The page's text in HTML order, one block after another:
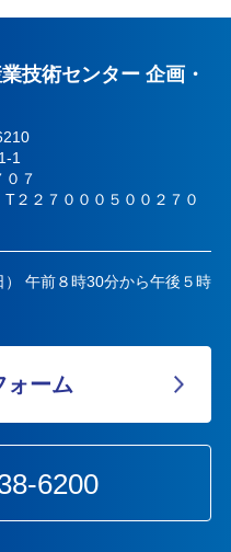
技術センター 企画・
1
７
２２７０００５００２７０
） 午前８時30分から午後５時
ォーム
6200